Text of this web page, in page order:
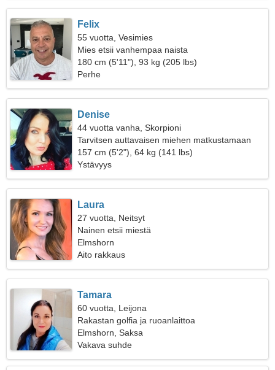
Felix
55 vuotta, Vesimies
Mies etsii vanhempaa naista
180 cm (5'11"), 93 kg (205 lbs)
Perhe
Denise
44 vuotta vanha, Skorpioni
Tarvitsen auttavaisen miehen matkustamaan
157 cm (5'2"), 64 kg (141 lbs)
Ystävyys
Laura
27 vuotta, Neitsyt
Nainen etsii miestä
Elmshorn
Aito rakkaus
Tamara
60 vuotta, Leijona
Rakastan golfia ja ruoanlaittoa
Elmshorn, Saksa
Vakava suhde